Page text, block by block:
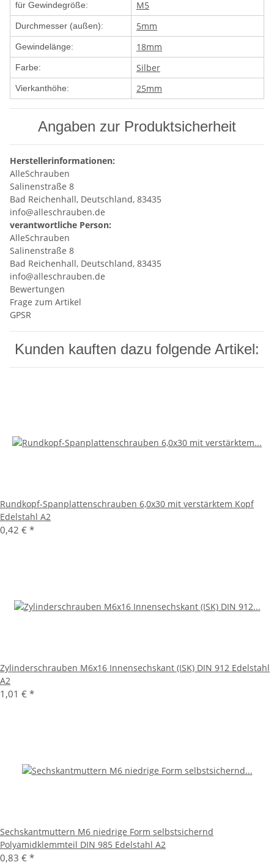
für Gewindegröße: M5
Durchmesser (außen): 5mm
Gewindelänge: 18mm
Farbe: Silber
Vierkanthöhe: 25mm
Angaben zur Produktsicherheit
Herstellerinformationen:
AlleSchrauben
Salinenstraße 8
Bad Reichenhall, Deutschland, 83435
info@alleschrauben.de
verantwortliche Person:
AlleSchrauben
Salinenstraße 8
Bad Reichenhall, Deutschland, 83435
info@alleschrauben.de
Bewertungen
Frage zum Artikel
GPSR
Kunden kauften dazu folgende Artikel:
Rundkopf-Spanplattenschrauben 6,0x30 mit verstärktem Kopf
Edelstahl A2
0,42 € *
Zylinderschrauben M6x16 Innensechskant (ISK) DIN 912 Edelstahl
A2
1,01 € *
Sechskantmuttern M6 niedrige Form selbstsichernd
Polyamidklemmteil DIN 985 Edelstahl A2
0,83 € *